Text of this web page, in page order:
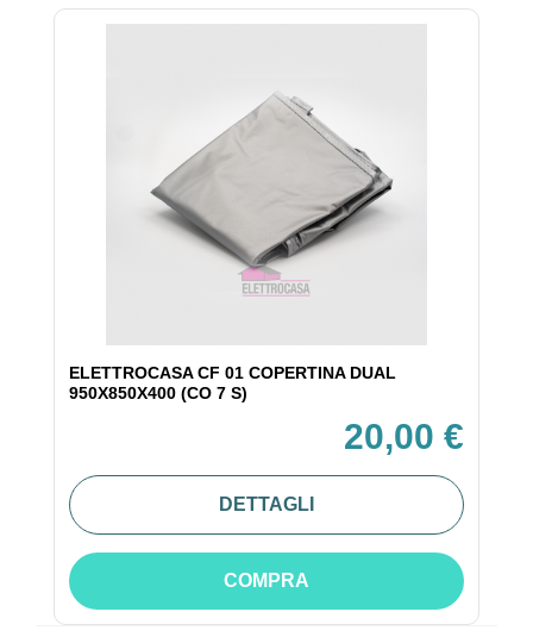
ELETTROCASA CF 01 COPERTINA DUAL
950X850X400 (CO 7 S)
20,00 €
DETTAGLI
COMPRA